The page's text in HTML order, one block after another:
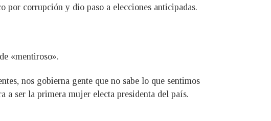
corrupción y dio paso a elecciones anticipadas.
«mentiroso».
nos gobierna gente que no sabe lo que sentimos
a ser la primera mujer electa presidenta del país.